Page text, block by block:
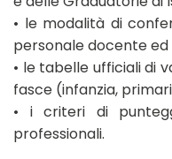
• le modalità di
personale docente ed
• le tabelle ufficiali di
fasce (infanzia,
• i criteri di
professionali.